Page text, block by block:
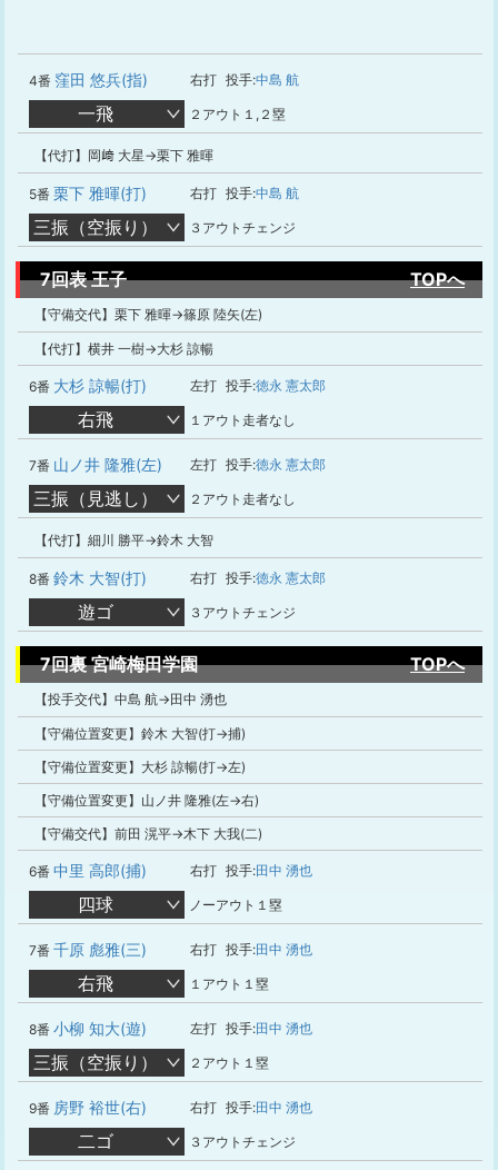
4番 窪田 悠兵(指) 右打 投手:中島 航
一飛 ２アウト１,２塁
【代打】岡﨑 大星→栗下 雅暉
5番 栗下 雅暉(打) 右打 投手:中島 航
三振（空振り） ３アウトチェンジ
7回表 王子 TOPへ
【守備交代】栗下 雅暉→篠原 陸矢(左)
【代打】横井 一樹→大杉 諒暢
6番 大杉 諒暢(打) 左打 投手:徳永 憲太郎
右飛 １アウト走者なし
7番 山ノ井 隆雅(左) 左打 投手:徳永 憲太郎
三振（見逃し） ２アウト走者なし
【代打】細川 勝平→鈴木 大智
8番 鈴木 大智(打) 右打 投手:徳永 憲太郎
遊ゴ ３アウトチェンジ
7回裏 宮崎梅田学園 TOPへ
【投手交代】中島 航→田中 湧也
【守備位置変更】鈴木 大智(打→捕)
【守備位置変更】大杉 諒暢(打→左)
【守備位置変更】山ノ井 隆雅(左→右)
【守備交代】前田 滉平→木下 大我(二)
6番 中里 高郎(捕) 右打 投手:田中 湧也
四球 ノーアウト１塁
7番 千原 彪雅(三) 右打 投手:田中 湧也
右飛 １アウト１塁
8番 小柳 知大(遊) 左打 投手:田中 湧也
三振（空振り） ２アウト１塁
9番 房野 裕世(右) 右打 投手:田中 湧也
二ゴ ３アウトチェンジ